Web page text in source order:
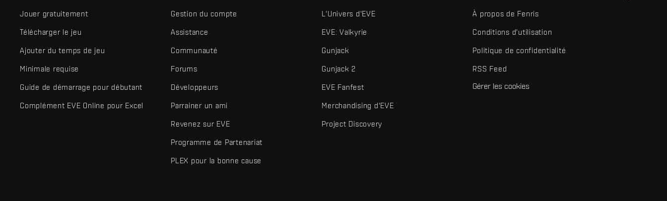
Jouer gratuitement
Télécharger le jeu
Ajouter du temps de jeu
Minimale requise
Guide de démarrage pour débutant
Complément EVE Online pour Excel
Gestion du compte
Assistance
Communauté
Forums
Développeurs
Parrainer un ami
Revenez sur EVE
Programme de Partenariat
PLEX pour la bonne cause
L'Univers d'EVE
EVE: Valkyrie
Gunjack
Gunjack 2
EVE Fanfest
Merchandising d'EVE
Project Discovery
À propos de Fenris
Conditions d'utilisation
Politique de confidentialité
RSS Feed
Gérer les cookies